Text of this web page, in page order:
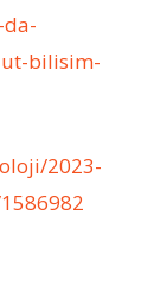
bilisim-
2023-